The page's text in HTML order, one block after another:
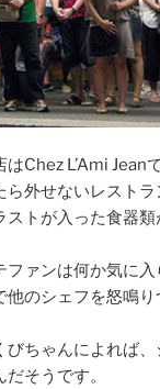
Chez L’Ami Jeanで
外せないレストラ
ストが入った食器
ファンは何か気に
他のシェフを怒鳴り
びちゃんによれば、
そうです。